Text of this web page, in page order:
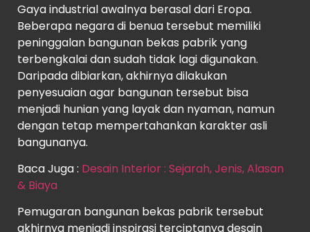
Gaya industrial awalnya berasal dari Eropa.
Beberapa negara di benua tersebut memiliki
peninggalan bangunan bekas pabrik yang
terbengkalai dan sudah tidak lagi digunakan.
Daripada dibiarkan, akhirnya dilakukan
penyesuaian agar bangunan tersebut bisa
menjadi hunian yang layak dan nyaman, namun
dengan tetap mempertahankan karakter asli
bangunanya.
Baca Juga : Desain Interior : Sejarah, Jenis, Alasan
& Biaya
Pemugaran bangunan bekas pabrik tersebut
akhirnya menjadi inspirasi terciptanya desain